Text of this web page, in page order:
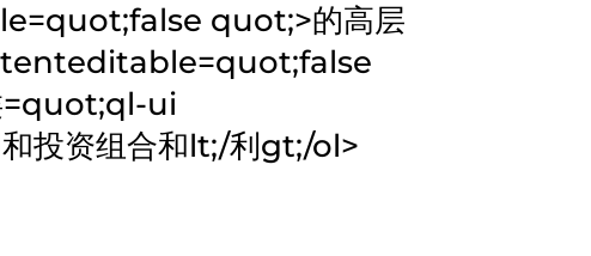
quot;>的高层
=quot;ql-ui
投资组合和lt;/利gt;/ol>